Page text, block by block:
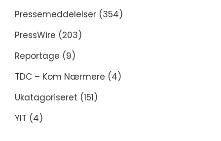
Pressemeddelelser (354)
PressWire (203)
Reportage (9)
TDC – Kom Nærmere (4)
Ukatagoriseret (151)
YIT (4)